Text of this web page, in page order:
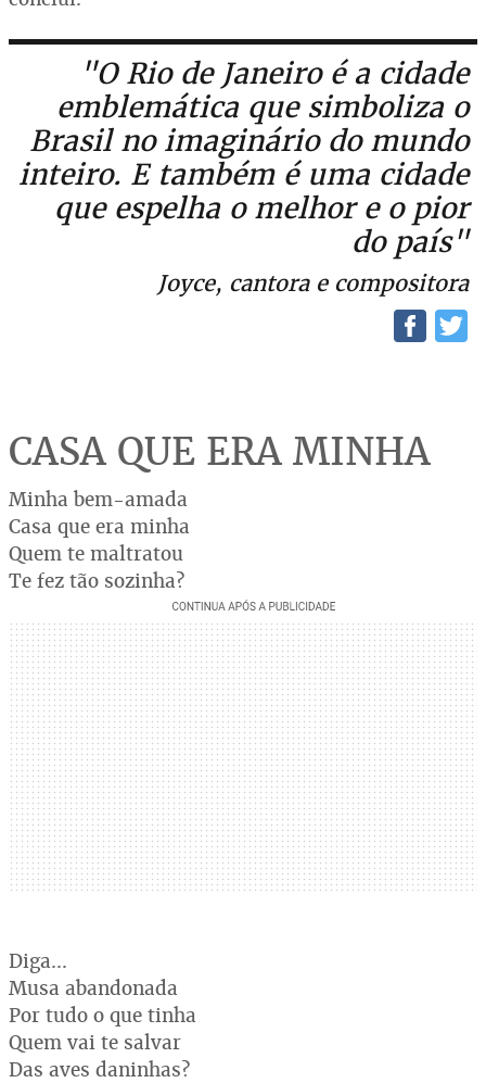
"O Rio de Janeiro é a cidade
emblemática que simboliza o
Brasil no imaginário do mundo
inteiro. E também é uma cidade
que espelha o melhor e o pior
do país"
Joyce, cantora e compositora
CASA QUE ERA MINHA
Minha bem-amada
Casa que era minha
Quem te maltratou
Te fez tão sozinha?
Diga...
Musa abandonada
Por tudo o que tinha
Quem vai te salvar
Das aves daninhas?